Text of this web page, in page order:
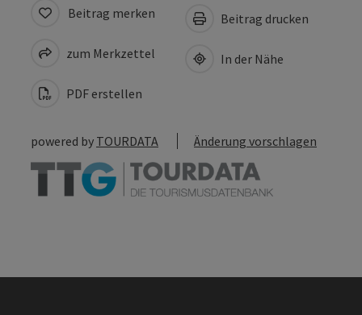
Beitrag merken
zum Merkzettel
PDF erstellen
Beitrag drucken
In der Nähe
powered by TOURDATA Änderung vorschlagen